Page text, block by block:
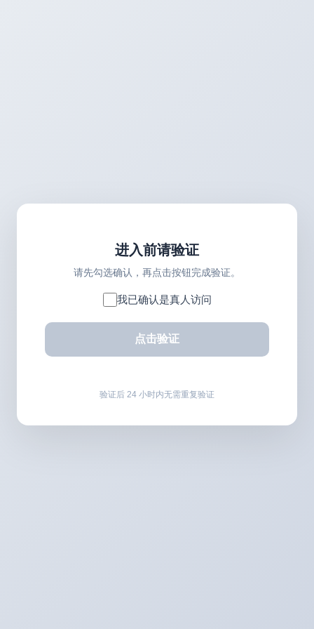
进入前请验证
请先勾选确认，再点击按钮完成验证。
我已确认是真人访问
点击验证
验证后 24 小时内无需重复验证